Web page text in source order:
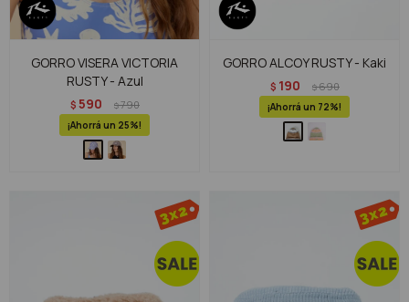
GORRO VISERA VICTORIA
RUSTY - Azul
$ 590 $790
25
GORRO ALCOY RUSTY - Kaki
$ 190 $690
72